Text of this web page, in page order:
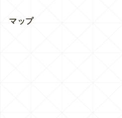
マップ